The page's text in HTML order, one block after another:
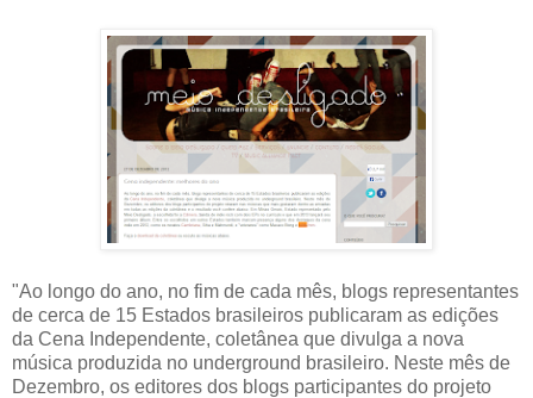
"Ao longo do ano, no fim de cada mês, blogs representantes
de cerca de 15 Estados brasileiros publicaram as edições
da Cena Independente, coletânea que divulga a nova
música produzida no underground brasileiro. Neste mês de
Dezembro, os editores dos blogs participantes do projeto